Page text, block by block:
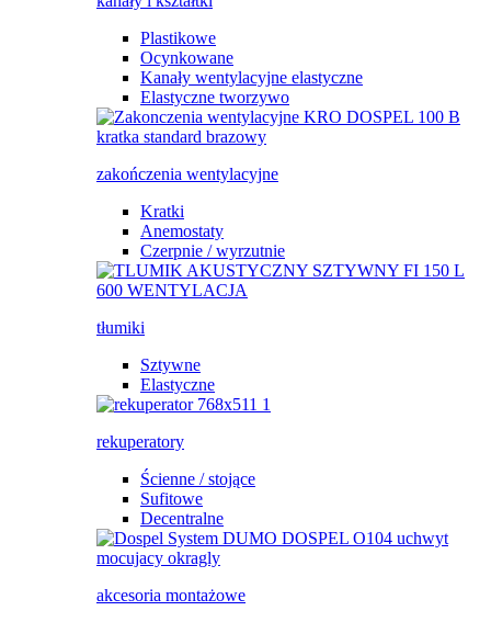
Plastikowe
Ocynkowane
Kanały wentylacyjne elastyczne
Elastyczne tworzywo
zakończenia wentylacyjne
Kratki
Anemostaty
Czerpnie / wyrzutnie
tłumiki
Sztywne
Elastyczne
rekuperatory
Ścienne / stojące
Sufitowe
Decentralne
akcesoria montażowe